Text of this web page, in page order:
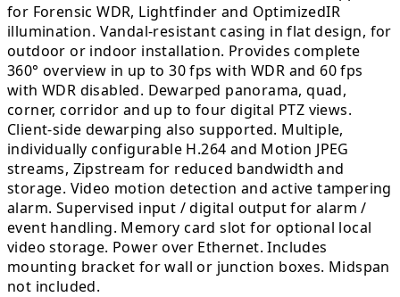
for Forensic WDR, Lightfinder and OptimizedIR
illumination. Vandal-resistant casing in flat design, for
outdoor or indoor installation. Provides complete
360° overview in up to 30 fps with WDR and 60 fps
with WDR disabled. Dewarped panorama, quad,
corner, corridor and up to four digital PTZ views.
Client-side dewarping also supported. Multiple,
individually configurable H.264 and Motion JPEG
streams, Zipstream for reduced bandwidth and
storage. Video motion detection and active tampering
alarm. Supervised input / digital output for alarm /
event handling. Memory card slot for optional local
video storage. Power over Ethernet. Includes
mounting bracket for wall or junction boxes. Midspan
not included.